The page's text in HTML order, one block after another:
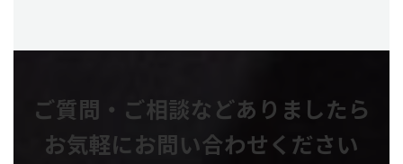
ご質問・ご相談などありましたら
お気軽にお問い合わせください